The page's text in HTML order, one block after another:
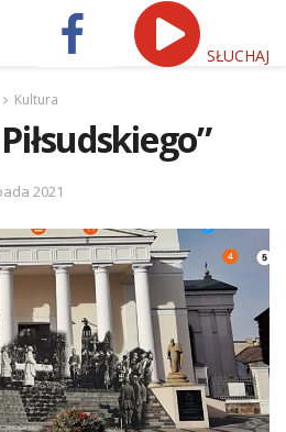
SŁUCHAJ
Kultura
2021